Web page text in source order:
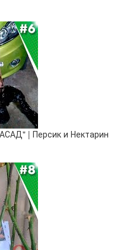
| Персик и Нектарин